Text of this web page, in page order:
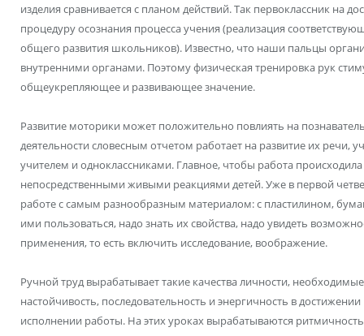
изделия сравнивается с планом действий. Так первоклассник на
процедуру осознания процесса учения (реализация
общего развития школьников). Известно, что наши пальцы
внутренними органами. Поэтому физическая тренировка рук
общеукрепляющее и развивающее значение.
Развитие моторики может положительно повлиять на
деятельности словесным отчетом работает на развитие их речи,
учителем и одноклассниками. Главное, чтобы работа
непосредственными живыми реакциями детей. Уже в первой
работе с самым разнообразным материалом: с пластилином,
ими пользоваться, надо знать их свойства, надо увидеть
применения, то есть включить исследование, воображение.
Ручной труд вырабатывает такие качества личности,
настойчивость, последовательность и энергичность в
исполнении работы. На этих уроках вырабатываются